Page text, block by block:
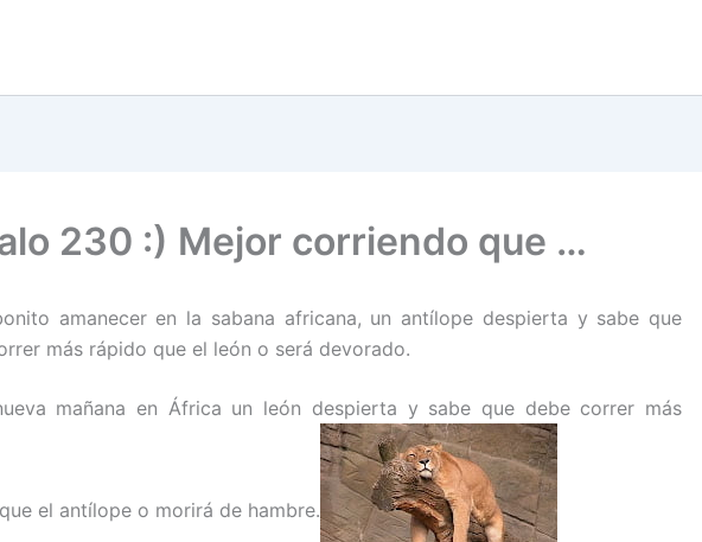
230 :) Mejor corriendo que …
amanecer en la sabana africana, un antílope despierta y sabe que
más rápido que el león o será devorado.
mañana en África un león despierta y sabe que debe correr más
el antílope o morirá de hambre.